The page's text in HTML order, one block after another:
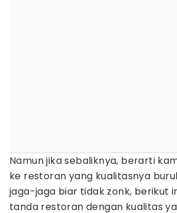
Namun jika sebaliknya, berarti
ke restoran yang kualitasnya
jaga-jaga biar tidak zonk, berikut
tanda restoran dengan kualitas